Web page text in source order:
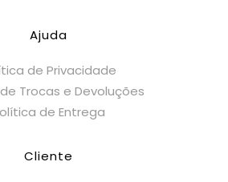
Ajuda
de Privacidade
Trocas e Devoluções
de Entrega
Cliente